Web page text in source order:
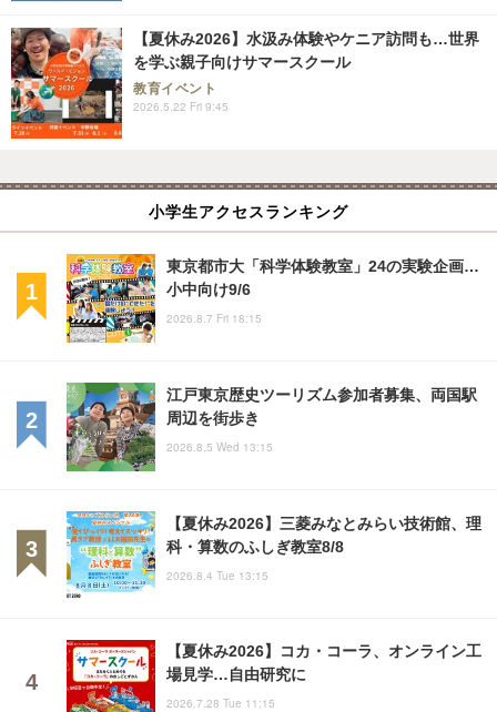
【夏休み2026】水汲み体験やケニア訪問も…世界
を学ぶ親子向けサマースクール
教育イベント
2026.5.22 Fri 9:45
小学生アクセスランキング
東京都市大「科学体験教室」24の実験企画…
小中向け9/6
2026.8.7 Fri 18:15
江戸東京歴史ツーリズム参加者募集、両国駅
周辺を街歩き
2026.8.5 Wed 13:15
【夏休み2026】三菱みなとみらい技術館、理
科・算数のふしぎ教室8/8
2026.8.4 Tue 13:15
【夏休み2026】コカ・コーラ、オンライン工
場見学…自由研究に
2026.7.28 Tue 11:15